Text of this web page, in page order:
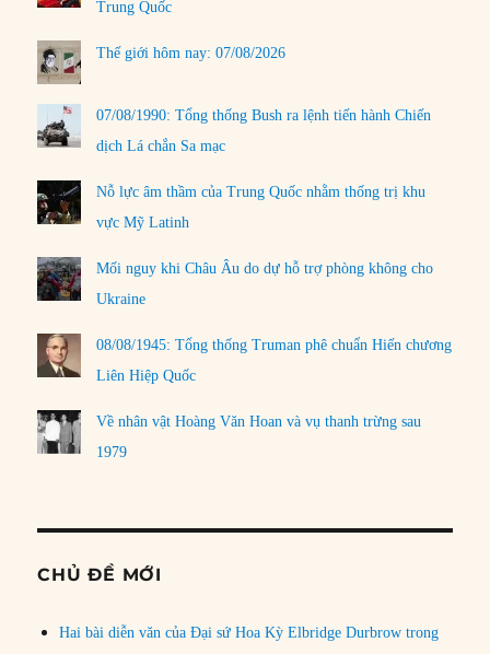
Trung Quốc
Thế giới hôm nay: 07/08/2026
07/08/1990: Tổng thống Bush ra lệnh tiến hành Chiến
dịch Lá chắn Sa mạc
Nỗ lực âm thầm của Trung Quốc nhằm thống trị khu
vực Mỹ Latinh
Mối nguy khi Châu Âu do dự hỗ trợ phòng không cho
Ukraine
08/08/1945: Tổng thống Truman phê chuẩn Hiến chương
Liên Hiệp Quốc
Về nhân vật Hoàng Văn Hoan và vụ thanh trừng sau
1979
CHỦ ĐỀ MỚI
Hai bài diễn văn của Đại sứ Hoa Kỳ Elbridge Durbrow trong